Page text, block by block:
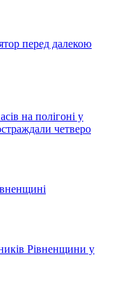
перед далекою
на полігоні у
четверо
Рівненщини у